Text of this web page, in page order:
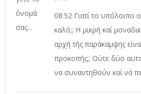
08:52 Γιατί το υπόλοιπο
καλό;; Η μικρή καί
αρχή τής παράκαμψης
προκοπής;; Ούτε δύο
να συναντηθούν καί νά